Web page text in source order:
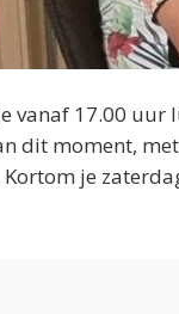
vanaf 17.00
dit moment,
je